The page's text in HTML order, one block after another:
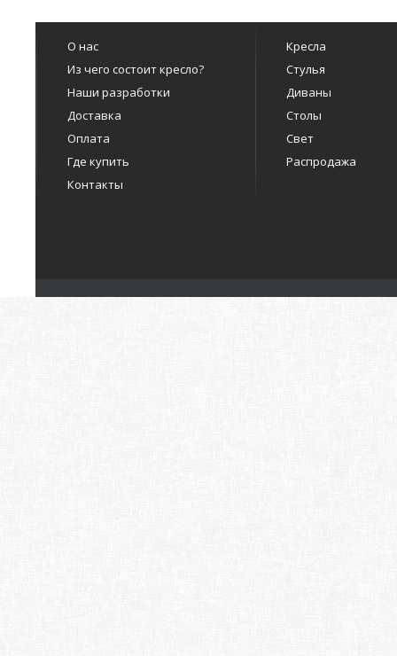
О нас
Из чего состоит кресло?
Наши разработки
Доставка
Оплата
Где купить
Контакты
Кресла
Стулья
Диваны
Столы
Свет
Распродажа